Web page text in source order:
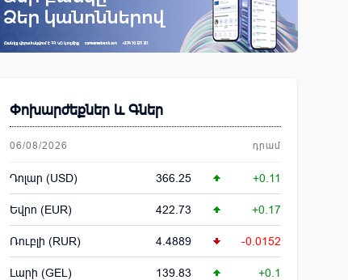
Փոխարժեքներ և Գներ
06/08/2026 դրամ
Դոլար (USD) 366.25 +0.11
Եվրո (EUR) 422.73 +0.17
Ռուբլի (RUR) 4.4889 -0.0152
Լարի (GEL) 139.83 +0.1